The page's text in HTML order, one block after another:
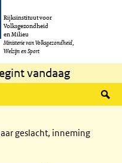
Rijksinstituut voor
Volksgezondheid
en Milieu
Ministerie van Volksgezondheid,
Welzijn en Sport
vandaag
geslacht, inneming